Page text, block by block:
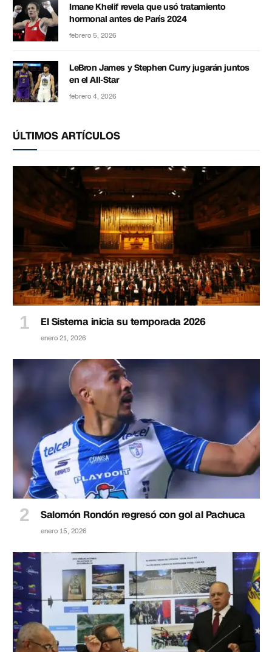
Imane Khelif revela que usó tratamiento
hormonal antes de París 2024
febrero 5, 2026
LeBron James y Stephen Curry jugarán juntos
en el All-Star
febrero 4, 2026
ÚLTIMOS ARTÍCULOS
El Sistema inicia su temporada 2026
enero 21, 2026
Salomón Rondón regresó con gol al Pachuca
enero 15, 2026